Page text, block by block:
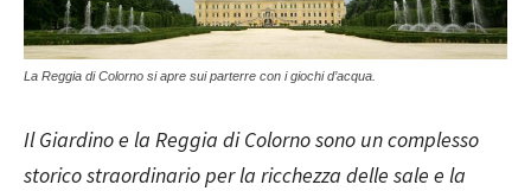
La Reggia di Colorno si apre sui parterre con i giochi d’acqua.
Il Giardino e la Reggia di Colorno sono un complesso
storico straordinario per la ricchezza delle sale e la